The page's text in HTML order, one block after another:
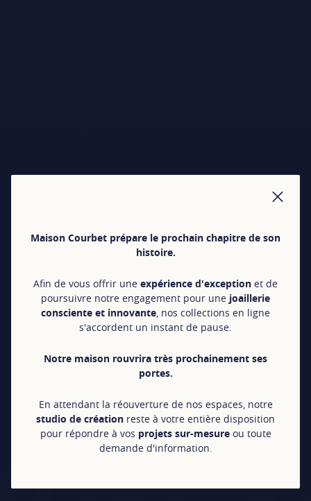
Maison Courbet prépare le prochain chapitre de son
histoire.
Afin de vous offrir une expérience d'exception et de
poursuivre notre engagement pour une joaillerie
consciente et innovante , nos collections en ligne
s'accordent un instant de pause.
Notre maison rouvrira très prochainement ses
portes.
En attendant la réouverture de nos espaces, notre
studio de création reste à votre entière disposition
pour répondre à vos projets sur-mesureou toute
demande d'information.